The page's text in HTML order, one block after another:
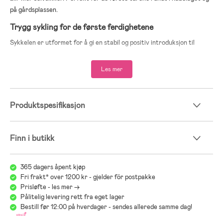
på gårdsplassen.
Trygg sykling for de første ferdighetene
Sykkelen er utformet for å gi en stabil og positiv introduksjon til
behagelig stilling, og den gjennomtenkte størrelsen passer godt for
yngre barn som ønsker å utvikle syklingsevnen sin trinn for trinn.
V-brems foran gir kontrollert bremsing
Støttehjul gir ekstra stabilitet i starten
Justerbar setehøyde, 47–51 cm, for bedre passform
Anbefalt alder: 2 år og oppover
Materiale: Metall, gummi og plast
CE-merket
Les mer
Produktspesifikasjon
Finn i butikk
365 dagers åpent kjøp
Fri frakt* over 1200 kr - gjelder för postpakke
Prisløfte - les mer ->
Pålitelig levering rett fra eget lager
Bestill før 12:00 på hverdager - sendes allerede samme dag!